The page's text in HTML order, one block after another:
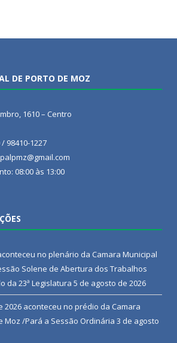
DE PORTO DE MOZ
1610 – Centro
98410-1227
08:00 às 13:00
no plenário da Camara Municipal
Solene de Abertura dos Trabalhos
da 23ª Legislatura 5 de agosto de 2026
2026 aconteceu no prédio da Camara
Moz /Pará a Sessão Ordinária 3 de agosto